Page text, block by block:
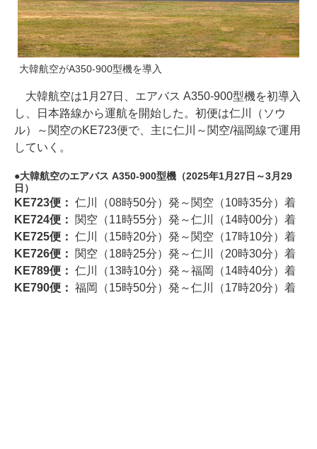
大韓航空がA350-900型機を導入
大韓航空は1月27日、エアバス A350-900型機を初導入
し、日本路線から運航を開始した。初便は仁川（ソウ
ル）～関空のKE723便で、主に仁川～関空/福岡線で運用
していく。
大韓航空のエアバス A350-900型機（2025年1月27日～3月29
日）
KE723便： 仁川（08時50分）発～関空（10時35分）着
KE724便： 関空（11時55分）発～仁川（14時00分）着
KE725便： 仁川（15時20分）発～関空（17時10分）着
KE726便： 関空（18時25分）発～仁川（20時30分）着
KE789便： 仁川（13時10分）発～福岡（14時40分）着
KE790便： 福岡（15時50分）発～仁川（17時20分）着